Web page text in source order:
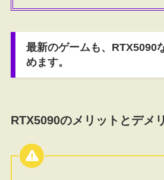
最新のゲームも、RTX5090
めます。
RTX5090のメリットとデメ